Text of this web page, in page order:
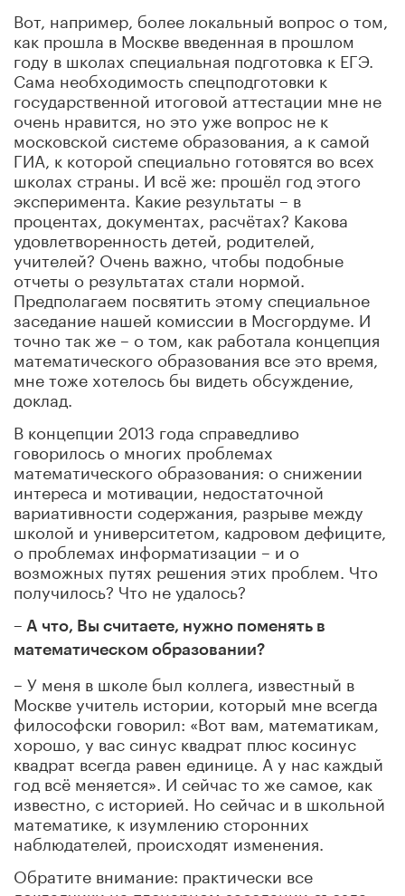
Вот, например, более локальный вопрос о том,
как прошла в Москве введенная в прошлом
году в школах специальная подготовка к ЕГЭ.
Сама необходимость спецподготовки к
государственной итоговой аттестации мне не
очень нравится, но это уже вопрос не к
московской системе образования, а к самой
ГИА, к которой специально готовятся во всех
школах страны. И всё же: прошёл год этого
эксперимента. Какие результаты – в
процентах, документах, расчётах? Какова
удовлетворенность детей, родителей,
учителей? Очень важно, чтобы подобные
отчеты о результатах стали нормой.
Предполагаем посвятить этому специальное
заседание нашей комиссии в Мосгордуме. И
точно так же – о том, как работала концепция
математического образования все это время,
мне тоже хотелось бы видеть обсуждение,
доклад.
В концепции 2013 года справедливо
говорилось о многих проблемах
математического образования: о снижении
интереса и мотивации, недостаточной
вариативности содержания, разрыве между
школой и университетом, кадровом дефиците,
о проблемах информатизации – и о
возможных путях решения этих проблем. Что
получилось? Что не удалось?
– А что, Вы считаете, нужно поменять в
математическом образовании?
– У меня в школе был коллега, известный в
Москве учитель истории, который мне всегда
философски говорил: «Вот вам, математикам,
хорошо, у вас синус квадрат плюс косинус
квадрат всегда равен единице. А у нас каждый
год всё меняется». И сейчас то же самое, как
известно, с историей. Но сейчас и в школьной
математике, к изумлению сторонних
наблюдателей, происходят изменения.
Обратите внимание: практически все